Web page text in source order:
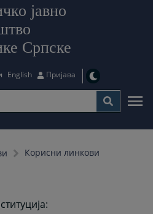
јавно
Српске
English Пријава
Корисни линкови